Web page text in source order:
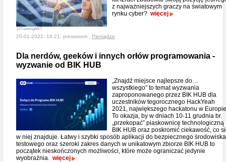
1STunningART
z najważniejszych graczy na światowym
rynku cyber? więcej
20-01-2022, 18:21, pressroom , Pieniądze
Dla nerdów, geeków i innych orłów programowania -
wyzwanie od BIK HUB
„Znajdź miejsce najlepsze do…
wszystkiego” to temat wyzwania
zaproponowanego przez BIK HUB dla
uczestników tegorocznego HackYeah
2021, największego hackatonu w
To okazja, by w dniach 10-11 grudnia br.
„przekopać” piaskownicę technologiczną
BIK HUB oraz poskromić ciekawość, co
w niej znajduje. Łatwy i szybki sposób aplikacji do bezpiecznego środowiska
testowego oraz szeroki zakres danych w unikatowym zbiorze BIK HUB to
początek nieskończonych możliwości, które może ograniczać jedynie
wyobraźnia. więcej